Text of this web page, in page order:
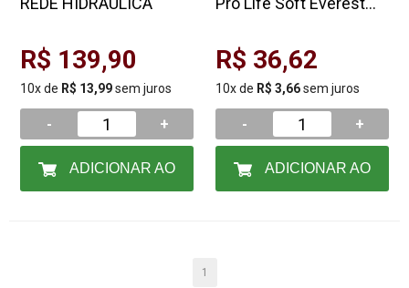
R$ 139,90
10x de R$ 13,99sem juros
- +
R$ 36,62
10x de R$ 3,66sem juros
- +
1